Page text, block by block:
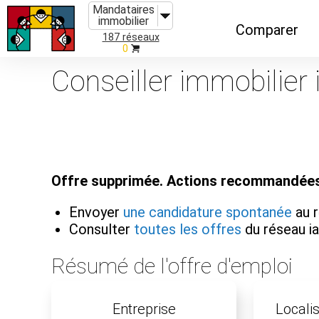
Mandataires
immobilier
187 réseaux
0
Comparer
Caractéristiques
Organismes de
Conseiller immobilier
Offre supprimée. Actions
Envoyer une candidature spontanée au
Consulter toutes les offres du réseau
Résumé de l'offre d'emploi
Entreprise